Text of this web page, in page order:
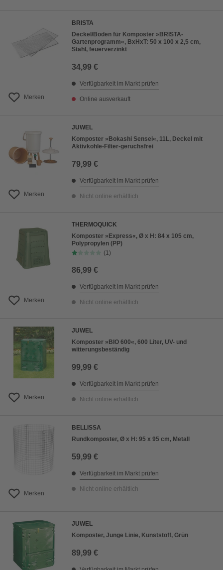
Merken
BRISTA
Deckel/Boden für Komposter »BRISTA-
Gartenprogramm«, BxHxT: 50 x 100 x 2,5 cm,
Stahl, feuerverzinkt
34,99 €
Verfügbarkeit im Markt prüfen
Online ausverkauft
Merken
JUWEL
Komposter »Bokashi Sensei«, 11L, Deckel mit
Aktivkohle-Filter-geruchsfrei
79,99 €
Verfügbarkeit im Markt prüfen
Nicht online erhältlich
Merken
THERMOQUICK
Komposter »Express«, Ø x H: 84 x 105 cm,
Polypropylen (PP)
(1)
86,99 €
Verfügbarkeit im Markt prüfen
Nicht online erhältlich
Merken
JUWEL
Komposter »BIO 600«, 600 Liter, UV- und
witterungsbeständig
99,99 €
Verfügbarkeit im Markt prüfen
Nicht online erhältlich
Merken
BELLISSA
Rundkomposter, Ø x H: 95 x 95 cm, Metall
59,99 €
Verfügbarkeit im Markt prüfen
Nicht online erhältlich
JUWEL
Komposter, Junge Linie, Kunststoff, Grün
89,99 €